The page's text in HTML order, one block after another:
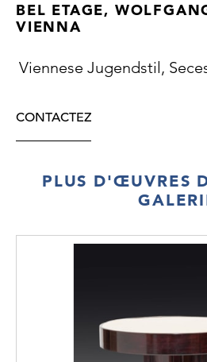
BEL ETAGE,
VIENNA
Viennese Jugendstil,
CONTACTEZ
PLUS D'ŒUVRES